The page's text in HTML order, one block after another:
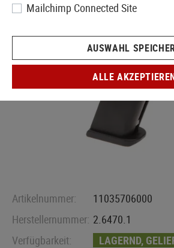
Artikelnummer:
11035706000
Herstellernummer: 2.6470.1
Verfügbarkeit:
LAGERND,
Mailchimp Connected Site
AUSWAHL
ALLE